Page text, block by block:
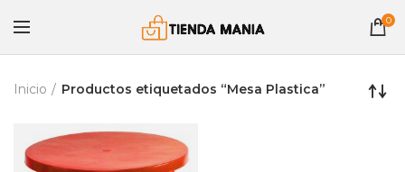
0
Inicio Productos etiquetados “Mesa Plastica”